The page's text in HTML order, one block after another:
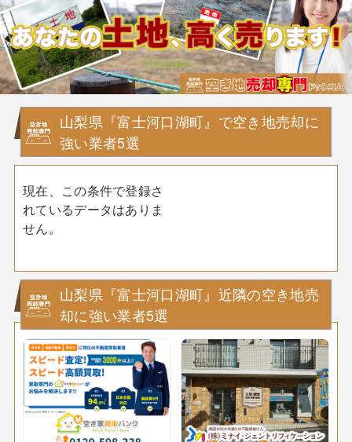
山梨県『富士河口湖町』で空き地売却に
強い業者5選
現在、この条件で登録さ
れているデータはありま
せん。
山梨県『富士河口湖町』近隣の空き地売
却に強い業者5選